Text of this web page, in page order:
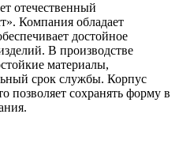
отечественный
Компания обладает
достойное
В производстве
материалы,
срок службы. Корпус
позволяет сохранять форму в